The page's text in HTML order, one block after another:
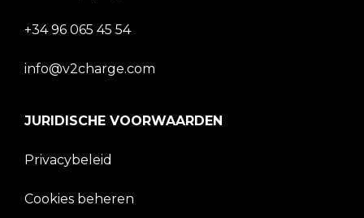
+34 96 065 45 54
info@v2charge.com
JURIDISCHE VOORWAARDEN
Privacybeleid
Cookies beheren